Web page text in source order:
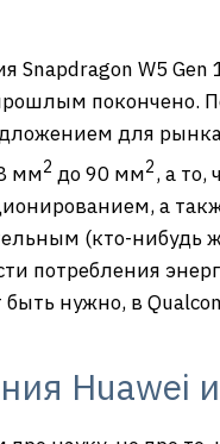
W5 Gen
покончено.
для
мм2 до 90 мм2, а
а
(кто-нибудь
потребления
нужно, в
Huawei